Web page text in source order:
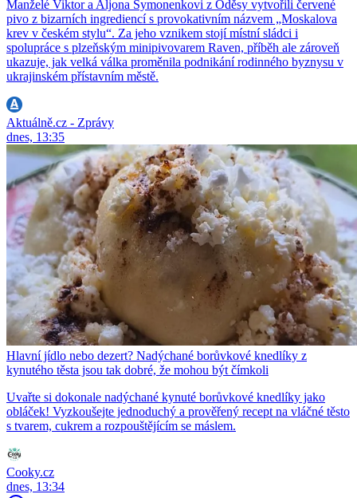
Manželé Viktor a Aljona Symonenkovi z Oděsy vytvořili červené
pivo z bizarních ingrediencí s provokativním názvem „Moskalova
krev v českém stylu“. Za jeho vznikem stojí místní sládci i
spolupráce s plzeňským minipivovarem Raven, příběh ale zároveň
ukazuje, jak velká válka proměnila podnikání rodinného byznysu v
ukrajinském přístavním městě.
Aktuálně.cz - Zprávy
dnes, 13:35
Hlavní jídlo nebo dezert? Nadýchané borůvkové knedlíky z
kynutého těsta jsou tak dobré, že mohou být čímkoli
Uvařte si dokonale nadýchané kynuté borůvkové knedlíky jako
obláček! Vyzkoušejte jednoduchý a prověřený recept na vláčné těsto
s tvarem, cukrem a rozpouštějícím se máslem.
Cooky.cz
dnes, 13:34